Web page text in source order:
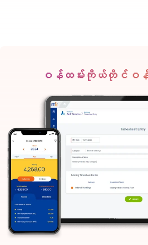
ဝန်ထမ်းကိုယ်တိုင်ဝန်